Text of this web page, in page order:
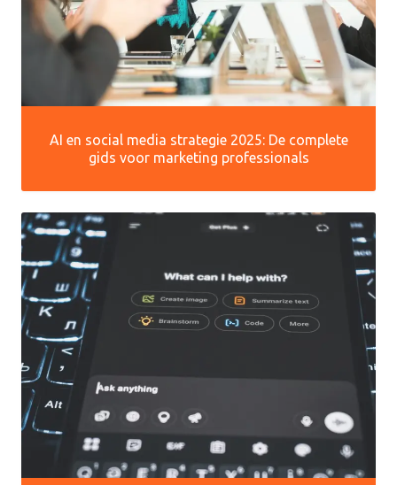
AI en social media strategie 2025: De complete
gids voor marketing professionals